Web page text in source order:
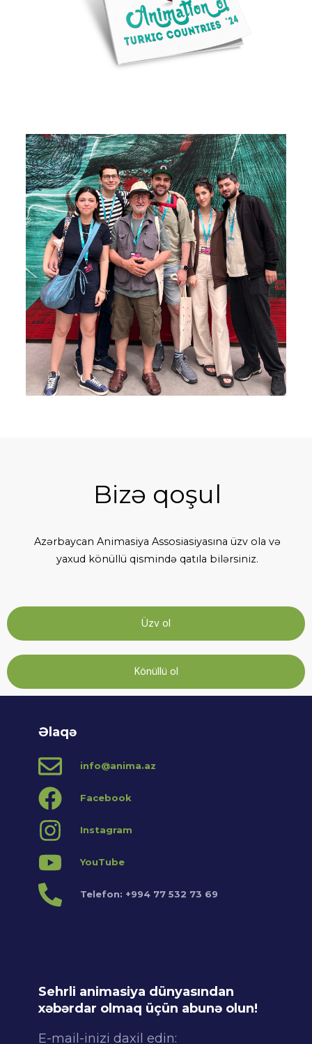
Bizə qoşul
Azərbaycan Animasiya Assosiasiyasına üzv ola və
yaxud könüllü qismində qatıla bilərsiniz.
Üzv ol
Könüllü ol
Əlaqə
info@anima.az
Facebook
Instagram
YouTube
Telefon: +994 77 532 73 69
Sehrli animasiya dünyasından
xəbərdar olmaq üçün abunə olun!
E-mail-inizi daxil edin: